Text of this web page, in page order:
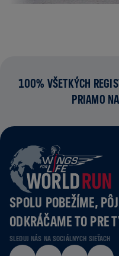
100% VŠETKÝCH
PRIAMO
SPOLU POBEŽÍME,
ODKRÁČAME TO PRE
SLEDUJ NÁS NA SOCIÁLNYCH SIEŤACH